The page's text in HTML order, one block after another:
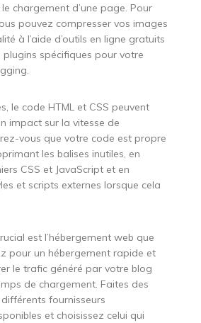
chargement d’une page. Pour
pouvez compresser vos images
à l’aide d’outils en ligne gratuits
plugins spécifiques pour votre
le code HTML et CSS peuvent
impact sur la vitesse de
vous que votre code est propre
les balises inutiles, en
CSS et JavaScript et en
et scripts externes lorsque cela
est l’hébergement web que
pour un hébergement rapide et
le trafic généré par votre blog
de chargement. Faites des
fournisseurs
et choisissez celui qui